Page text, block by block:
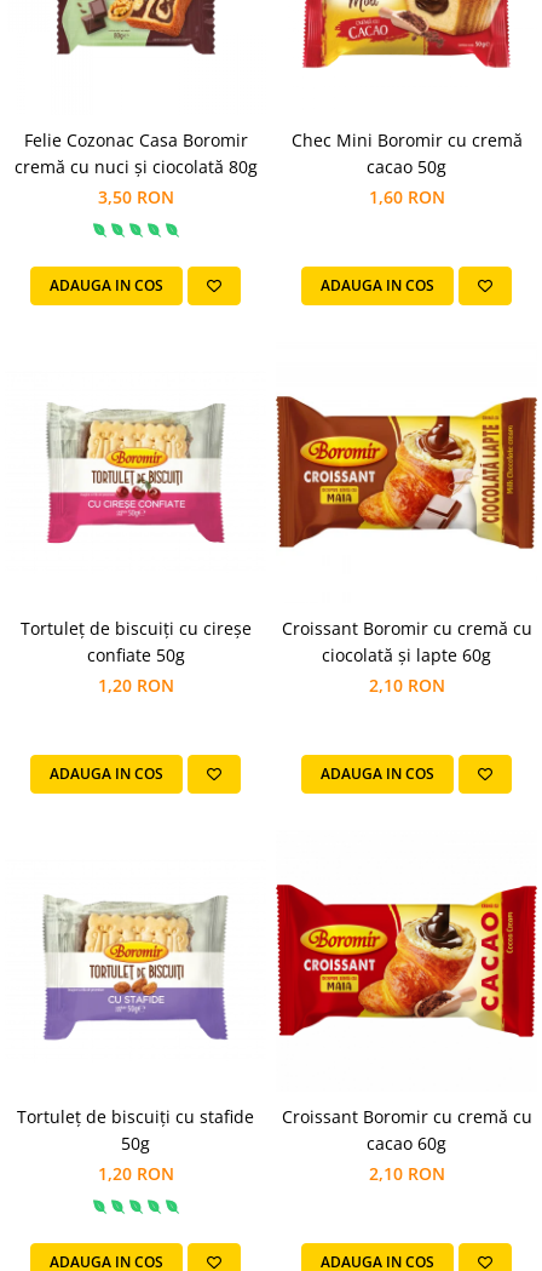
Cozo-Bun
Cozonac Cadou
Cozonac Mos Craciun
Cozonac Duofino
Cozonac Imperial
Cofetarie
Ciocolata
Salam de biscuiti
Prajituri artizanale
Fursecuri cu unt
Chec
Chec cu iaurt
Chec Ciocco
Prajituri
Prajituri Fabrica de Amandine
Prajituri nuci
Prajitura ingerilor
Prajituri Red Collection
Torturi ambalate
Chec mini
Torti
Foietaje
Turta dulce cu nuci
Turta dulce de Sibiu
Croissant Duofino
Felie Cozonac Casa Boromir
cremă cu nuci și ciocolată 80g
3,50 RON
ADAUGA IN COS
Chec Mini Boromir cu cremă
cacao 50g
1,60 RON
ADAUGA IN COS
Tortuleț de biscuiți cu cireșe
confiate 50g
1,20 RON
ADAUGA IN COS
Croissant Boromir cu cremă cu
ciocolată și lapte 60g
2,10 RON
ADAUGA IN COS
Tortuleț de biscuiți cu stafide
50g
1,20 RON
ADAUGA IN COS
Croissant Boromir cu cremă cu
cacao 60g
2,10 RON
ADAUGA IN COS